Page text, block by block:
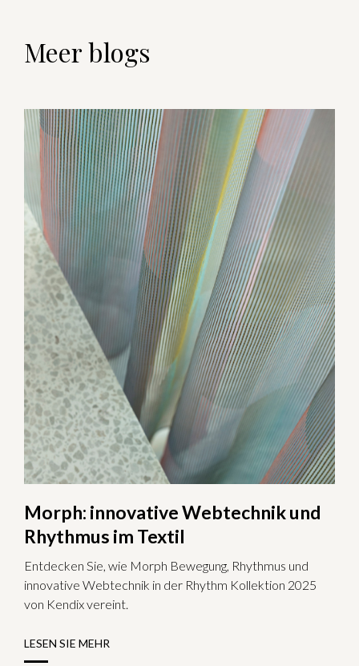
Meer blogs
Morph: innovative Webtechnik und
Rhythmus im Textil
Entdecken Sie, wie Morph Bewegung, Rhythmus und
innovative Webtechnik in der Rhythm Kollektion 2025
von Kendix vereint.
LESEN SIE MEHR